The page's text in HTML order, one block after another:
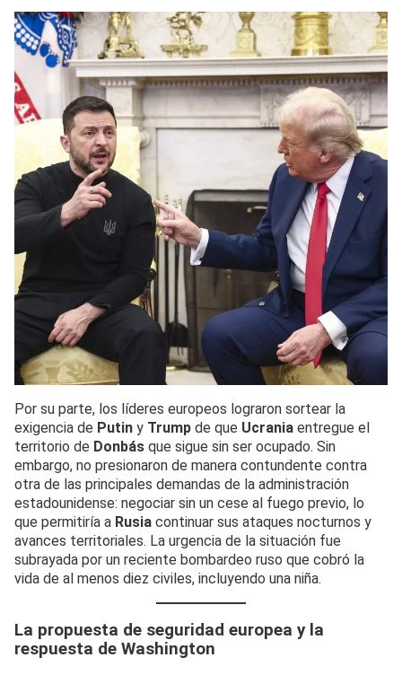
Por su parte, los líderes europeos lograron sortear la
exigencia de Putin y Trump de que Ucrania entregue el
territorio de Donbás que sigue sin ser ocupado. Sin
embargo, no presionaron de manera contundente contra
otra de las principales demandas de la administración
estadounidense: negociar sin un cese al fuego previo, lo
que permitiría a Rusia continuar sus ataques nocturnos y
avances territoriales. La urgencia de la situación fue
subrayada por un reciente bombardeo ruso que cobró la
vida de al menos diez civiles, incluyendo una niña.
La propuesta de seguridad europea y la
respuesta de Washington